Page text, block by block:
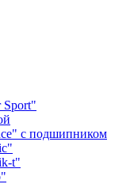
Sport"
с подшипником
t"